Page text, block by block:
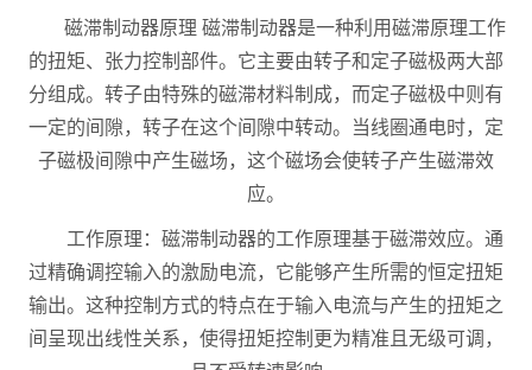
磁滞制动器原理 磁滞制动器是一种利用磁滞原理工作
的扭矩、张力控制部件。它主要由转子和定子磁极两大部
分组成。转子由特殊的磁滞材料制成，而定子磁极中则有
一定的间隙，转子在这个间隙中转动。当线圈通电时，定
子磁极间隙中产生磁场，这个磁场会使转子产生磁滞效
应。
工作原理：磁滞制动器的工作原理基于磁滞效应。通
过精确调控输入的激励电流，它能够产生所需的恒定扭矩
输出。这种控制方式的特点在于输入电流与产生的扭矩之
间呈现出线性关系，使得扭矩控制更为精准且无级可调，